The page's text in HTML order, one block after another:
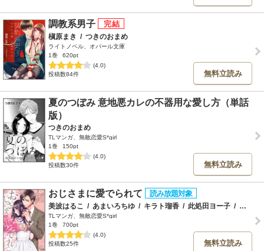
調教系男子
槇原まき / つきのおまめ
ライトノベル、オパール文庫
1巻
620pt
(4.0)
投稿数84件
無料立読み
夏のつぼみ 意地悪カレの不器用な愛し方（単話
版）
つきのおまめ
TLマンガ、無敵恋愛S*girl
1巻
150pt
(4.0)
投稿数30件
無料立読み
おじさまに愛でられて
美波はるこ / あまいろちゆ / キラト瑠香 / 此処田ヨー子 /
TLマンガ、無敵恋愛S*girl
1巻
700pt
(4.0)
投稿数25件
無料立読み